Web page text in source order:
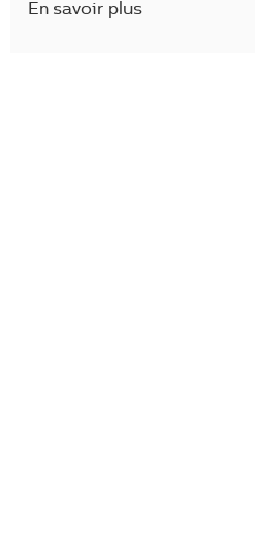
En savoir plus